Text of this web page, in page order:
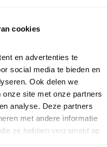
cookies
en advertenties te
social media te bieden en
Ook delen we
site met onze partners
analyse. Deze partners
met andere informatie
ze hebben verzameld op
inspiratie, acties en tips